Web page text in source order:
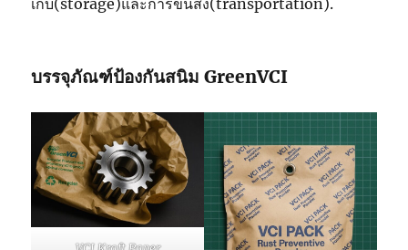
บรรจุภัณฑ์ป้องกันสนิม GreenVCI